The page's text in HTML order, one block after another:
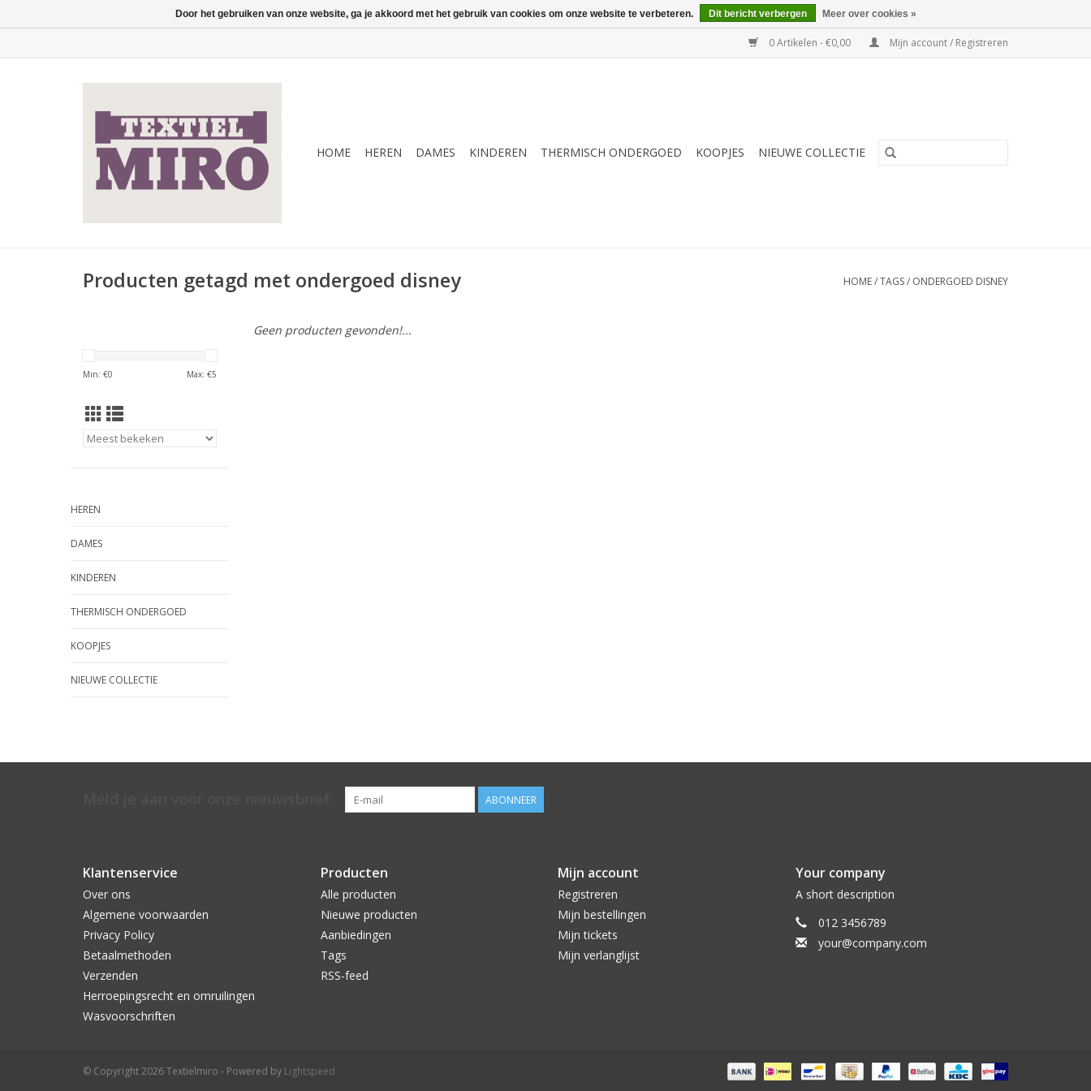
0 Artikelen - €0,00 Mijn account / Registreren
HOME HEREN DAMES KINDEREN THERMISCH ONDERGOED KOOPJES NIEUWE COLLECTIE
Producten getagd met ondergoed disney HOME/TAGS/ ONDERGOED DISNEY
Min: €0 Max: €5
HEREN
DAMES
KINDEREN
THERMISCH ONDERGOED
KOOPJES
NIEUWE COLLECTIE
Geen producten gevonden!...
ABONNEER
Klantenservice
Over ons
Algemene voorwaarden
Privacy Policy
Betaalmethoden
Verzenden
Herroepingsrecht en omruilingen
Wasvoorschriften
Producten
Alle producten
Nieuwe producten
Aanbiedingen
Tags
RSS-feed
Mijn account
Registreren
Mijn bestellingen
Mijn tickets
Mijn verlanglijst
Your company
A short description
012 3456789
your@company.com
© Copyright 2026 Textielmiro - Powered by Lightspeed
Door het gebruiken van onze website, ga je akkoord met het gebruik van cookies om onze website te verbeteren. Dit bericht verbergen Meer over cookies »